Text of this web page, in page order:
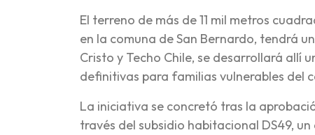
El terreno de más de 11 mil metros
en la comuna de San Bernardo, tendrá
Cristo y Techo Chile, se desarrollará allí
definitivas para familias vulnerables del
La iniciativa se concretó tras la
través del subsidio habitacional DS49,